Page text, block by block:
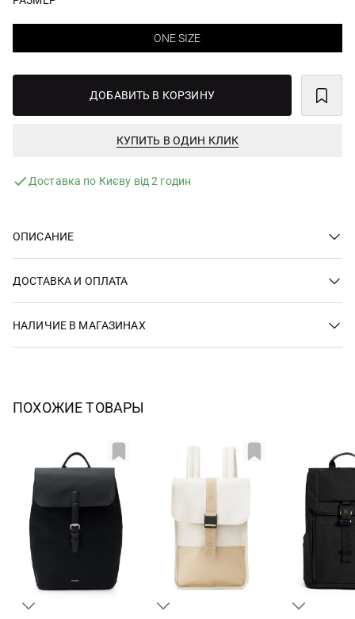
ONE SIZE
ДОБАВИТЬ В КОРЗИНУ
КУПИТЬ В ОДИН КЛИК
Доставка по Києву від 2 годин
ОПИСАНИЕ
ДОСТАВКА И ОПЛАТА
НАЛИЧИЕ В МАГАЗИНАХ
ПОХОЖИЕ ТОВАРЫ